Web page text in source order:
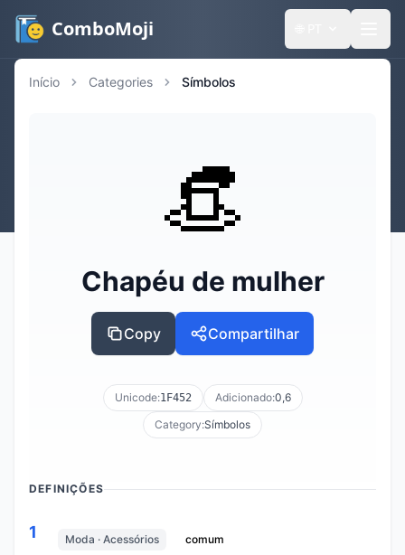
ComboMoji
Início Categories Símbolos
👒
Chapéu de mulher
Copy Compartilhar
Unicode:1F452 Adicionado:0,6
Category:Símbolos
DEFINIÇÕES
1 Moda · Acessórios comum